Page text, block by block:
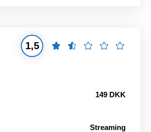
1,5
149 DKK
Streaming